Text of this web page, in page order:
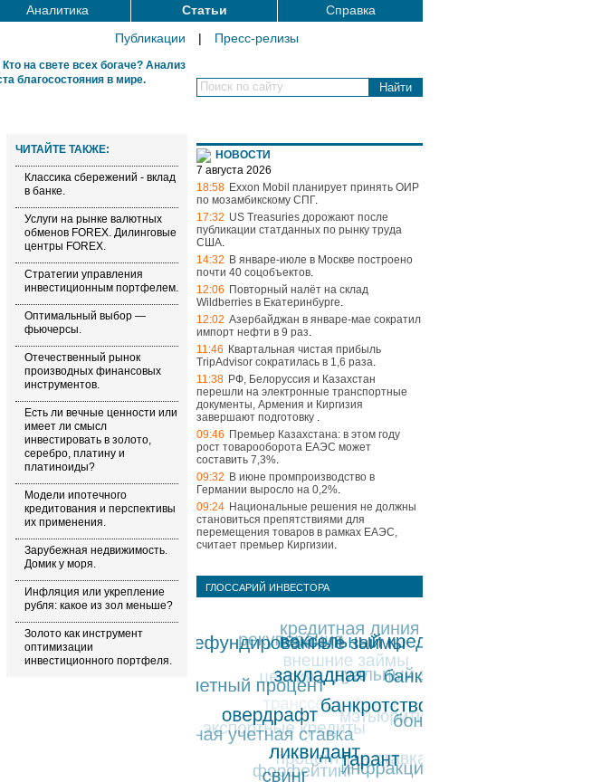
Аналитика Статьи
Справка
Публикации
| Пресс-релизы
Поиск по сайту
Кто на свете всех богаче? Анализ
благосостояния в мире.
ЧИТАЙТЕ ТАКЖЕ:
Классика сбережений - вклад
в банке.
Услуги на рынке валютных
обменов FOREX. Дилинговые
центры FOREX.
Стратегии управления
инвестиционным портфелем.
Оптимальный выбор —
фьючерсы.
Отечественный рынок
производных финансовых
инструментов.
Есть ли вечные ценности или
имеет ли смысл
инвестировать в золото,
серебро, платину и
платиноиды?
Модели ипотечного
кредитования и перспективы
их применения.
Зарубежная недвижимость.
Домик у моря.
Инфляция или укрепление
рубля: какое из зол меньше?
Золото как инструмент
оптимизации
инвестиционного портфеля.
НОВОСТИ
7 августа 2026
18:58 Exxon Mobil планирует принять ОИР
по мозамбикскому СПГ.
17:32 US Treasuries дорожают после
публикации статданных по рынку труда
США.
14:32 В январе-июле в Москве построено
почти 40 соцобъектов.
12:06 Повторный налёт на склад
Wildberries в Екатеринбурге.
12:02 Азербайджан в январе-мае сократил
импорт нефти в 9 раз.
11:46 Квартальная чистая прибыль
TripAdvisor сократилась в 1,6 раза.
11:38 РФ, Белоруссия и Казахстан
перешли на электронные транспортные
документы, Армения и Киргизия
завершают подготовку .
09:46 Премьер Казахстана: в этом году
рост товарооборота ЕАЭС может
составить 7,3%.
09:32 В июне промпроизводство в
Германии выросло на 0,2%.
09:24 Национальные решения не должны
становиться препятствиями для
перемещения товаров в рамках ЕАЭС,
считает премьер Киргизии.
ГЛОССАРИЙ ИНВЕСТОРА